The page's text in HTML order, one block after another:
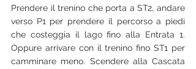
Prendere il trenino che porta a ST2, andare
verso P1 per prendere il percorso a piedi
che costeggia il lago fino alla Entrata 1.
Oppure arrivare con il trenino fino ST1 per
camminare meno. Scendere alla Cascata